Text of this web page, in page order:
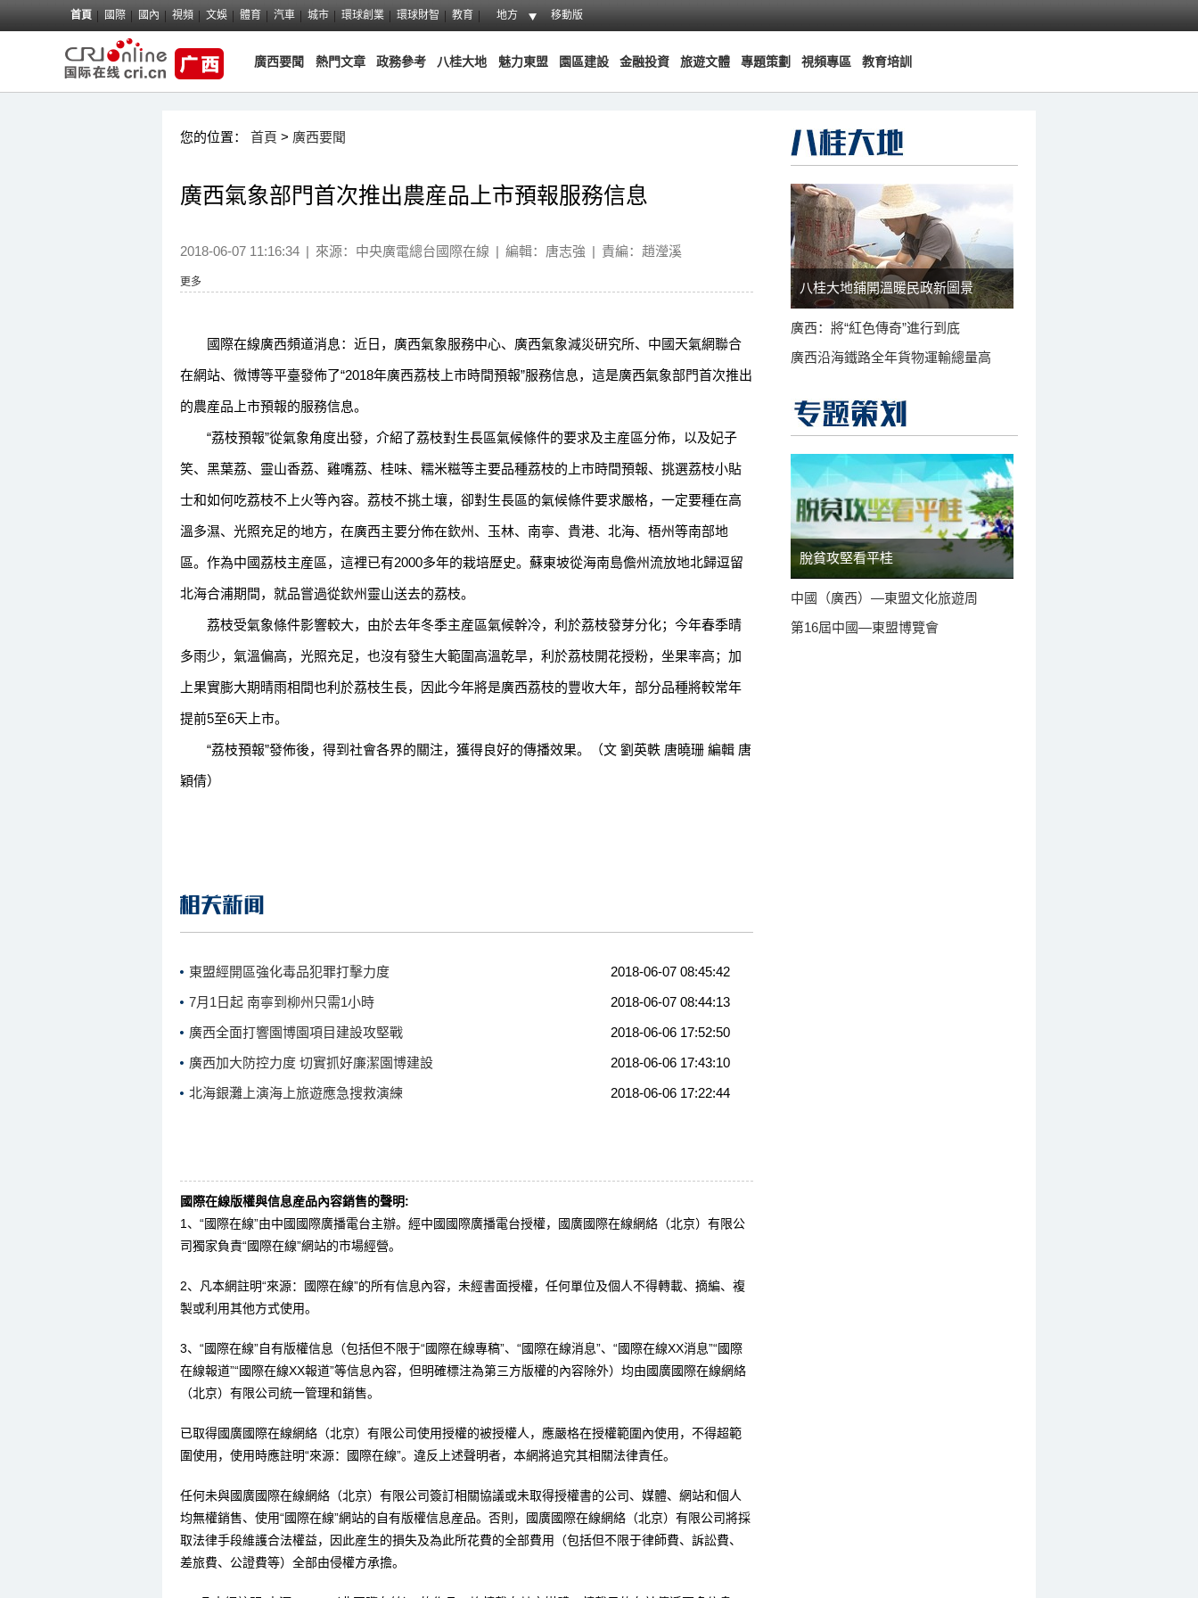
首頁 國際 國內 視頻 文娛 體育 汽車 城市 環球創業 環球財智 教育 地方 移動版
廣西要聞 熱門文章 政務參考 八桂大地 魅力東盟 園區建設 金融投資 旅遊文體 專題策劃 視頻專區 教育培訓
您的位置： 首頁 > 廣西要聞
廣西氣象部門首次推出農産品上市預報服務信息
2018-06-07 11:16:34 | 來源： 中央廣電總台國際在線 | 編輯：唐志強 | 責編：趙瀅溪
更多
國際在線廣西頻道消息：近日，廣西氣象服務中心、廣西氣象減災研究所、中國天氣網聯合
在網站、微博等平臺發佈了“2018年廣西荔枝上市時間預報”服務信息，這是廣西氣象部門首次推出
的農産品上市預報的服務信息。
“荔枝預報”從氣象角度出發，介紹了荔枝對生長區氣候條件的要求及主産區分佈，以及妃子
笑、黑葉荔、靈山香荔、雞嘴荔、桂味、糯米糍等主要品種荔枝的上市時間預報、挑選荔枝小貼
士和如何吃荔枝不上火等內容。荔枝不挑土壤，卻對生長區的氣候條件要求嚴格，一定要種在高
溫多濕、光照充足的地方，在廣西主要分佈在欽州、玉林、南寧、貴港、北海、梧州等南部地
區。作為中國荔枝主産區，這裡已有2000多年的栽培歷史。蘇東坡從海南島儋州流放地北歸逗留
北海合浦期間，就品嘗過從欽州靈山送去的荔枝。
荔枝受氣象條件影響較大，由於去年冬季主産區氣候幹冷，利於荔枝發芽分化；今年春季晴
多雨少，氣溫偏高，光照充足，也沒有發生大範圍高溫乾旱，利於荔枝開花授粉，坐果率高；加
上果實膨大期晴雨相間也利於荔枝生長，因此今年將是廣西荔枝的豐收大年，部分品種將較常年
提前5至6天上市。
“荔枝預報”發佈後，得到社會各界的關注，獲得良好的傳播效果。（文 劉英軼 唐曉珊 編輯 唐
穎倩）
2018-06-07 08:45:42
東盟經開區強化毒品犯罪打擊力度
2018-06-07 08:44:13
7月1日起 南寧到柳州只需1小時
2018-06-06 17:52:50
廣西全面打響園博園項目建設攻堅戰
2018-06-06 17:43:10
廣西加大防控力度 切實抓好廉潔園博建設
2018-06-06 17:22:44
北海銀灘上演海上旅遊應急搜救演練
國際在線版權與信息産品內容銷售的聲明:
1、“國際在線”由中國國際廣播電台主辦。經中國國際廣播電台授權，國廣國際在線網絡（北京）有限公
司獨家負責“國際在線”網站的市場經營。
2、凡本網註明“來源：國際在線”的所有信息內容，未經書面授權，任何單位及個人不得轉載、摘編、複
製或利用其他方式使用。
3、“國際在線”自有版權信息（包括但不限于“國際在線專稿”、“國際在線消息”、“國際在線XX消息”“國際
在線報道”“國際在線XX報道”等信息內容，但明確標注為第三方版權的內容除外）均由國廣國際在線網絡
（北京）有限公司統一管理和銷售。
已取得國廣國際在線網絡（北京）有限公司使用授權的被授權人，應嚴格在授權範圍內使用，不得超範
圍使用，使用時應註明“來源：國際在線”。違反上述聲明者，本網將追究其相關法律責任。
任何未與國廣國際在線網絡（北京）有限公司簽訂相關協議或未取得授權書的公司、媒體、網站和個人
均無權銷售、使用“國際在線”網站的自有版權信息産品。否則，國廣國際在線網絡（北京）有限公司將採
取法律手段維護合法權益，因此産生的損失及為此所花費的全部費用（包括但不限于律師費、訴訟費、
差旅費、公證費等）全部由侵權方承擔。
八桂大地鋪開溫暖民政新圖景
廣西：將“紅色傳奇”進行到底
廣西沿海鐵路全年貨物運輸總量高
脫貧攻堅看平桂
中國（廣西）—東盟文化旅遊周
第16屆中國—東盟博覽會